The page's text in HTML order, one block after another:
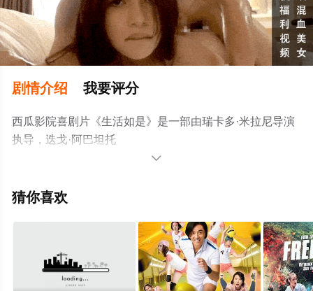
剧情介绍 我要评分
西瓜影院喜剧片《生活如是》是一部由瑞卡多·米拉尼导演
执导，迭戈·阿巴坦托
诺,Virginia·Raffaele,Aldo·Baglio,Ignazio·Mulas等演员精彩
大全就上西瓜影视，更多剧情信息可移步至豆瓣电影、电

猜你喜欢